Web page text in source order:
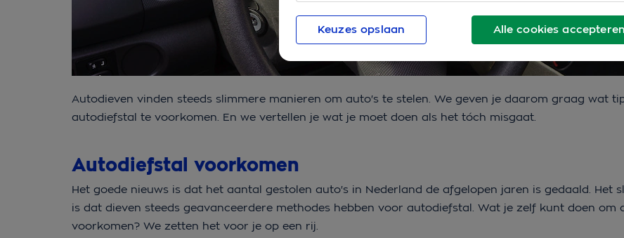
Autodieven vinden steeds slimmere manieren om auto's te stelen. We geven je daarom graag wat
autodiefstal te voorkomen. En we vertellen je wat je moet doen als het tóch misgaat.
Autodiefstal voorkomen
Het goede nieuws is dat het aantal gestolen auto's in Nederland de afgelopen jaren is gedaald. Het
is dat dieven steeds geavanceerdere methodes hebben voor autodiefstal. Wat je zelf kunt doen om
voorkomen? We zetten het voor je op een rij.
Alle cookies accepteren
Keuzes opslaan